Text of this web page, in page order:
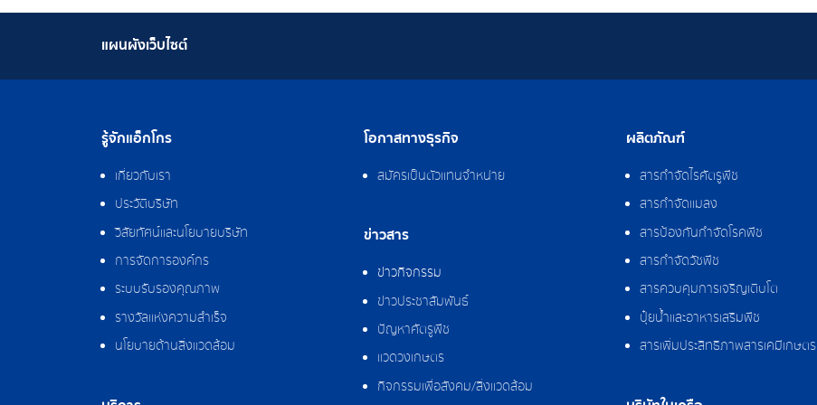
แผนผังเว็บไซต์
รู้จักแอ็กโกร
เกี่ยวกับเรา
ประวัติบริษัท
วิสัยทัศน์และนโยบายบริษัท
การจัดการองค์กร
ระบบรับรองคุณภาพ
รางวัลแห่งความสำเร็จ
นโยบายด้านสิ่งแวดล้อม
โอกาสทางธุรกิจ
สมัครเป็นตัวแทนจำหน่าย
ข่าวสาร
ข่าวกิจกรรม
ข่าวประชาสัมพันธ์
ปัญหาศัตรูพืช
แวดวงเกษตร
กิจกรรมเพื่อสังคม/สิ่งแวดล้อม
ผลิตภัณฑ์
สารกำจัดไรศัตรูพืช
สารกำจัดแมลง
สารป้องกันกำจัดโรคพืช
สารกำจัดวัชพืช
สารควบคุมการเจริญเติบโต
ปุ๋ยน้ำและอาหารเสริมพืช
สารเพิ่มประสิทธิภาพสารเคมีเกษตร